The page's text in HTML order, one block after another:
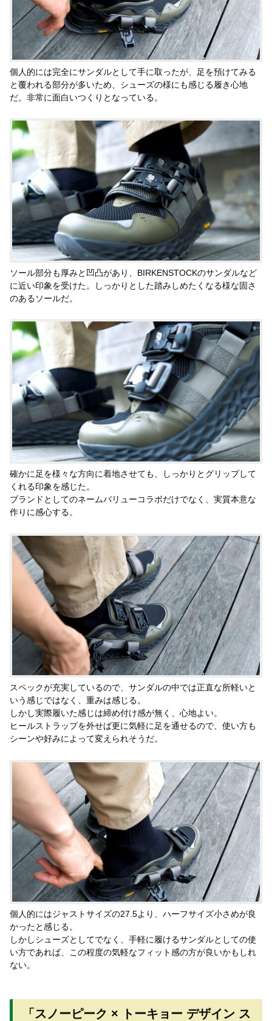
個人的には完全にサンダルとして手に取ったが、足を預けてみる
と覆われる部分が多いため、シューズの様にも感じる履き心地
だ。非常に面白いつくりとなっている。
ソール部分も厚みと凹凸があり、BIRKENSTOCKのサンダルなど
に近い印象を受けた。しっかりとした踏みしめたくなる様な固さ
のあるソールだ。
確かに足を様々な方向に着地させても、しっかりとグリップして
くれる印象を感じた。
ブランドとしてのネームバリューコラボだけでなく、実質本意な
作りに感心する。
スペックが充実しているので、サンダルの中では正直な所軽いと
いう感じではなく、重みは感じる。
しかし実際履いた感じは締め付け感が無く、心地よい。
ヒールストラップを外せば更に気軽に足を通せるので、使い方も
シーンや好みによって変えられそうだ。
個人的にはジャストサイズの27.5より、ハーフサイズ小さめが良
かったと感じる。
しかしシューズとしてでなく、手軽に履けるサンダルとしての使
い方であれば、この程度の気軽なフィット感の方が良いかもしれ
ない。
「スノーピーク × トーキョー デザイン ス